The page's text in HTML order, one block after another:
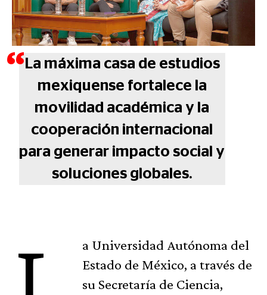
La máxima casa de estudios
mexiquense fortalece la
movilidad académica y la
cooperación internacional
para generar impacto social y
soluciones globales.
a Universidad Autónoma del
Estado de México, a través de
su Secretaría de Ciencia,